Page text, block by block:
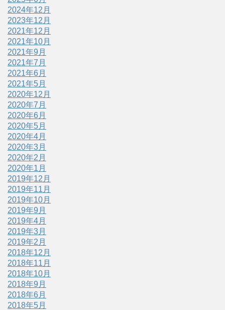
2024年12月
2023年12月
2021年12月
2021年10月
2021年9月
2021年7月
2021年6月
2021年5月
2020年12月
2020年7月
2020年6月
2020年5月
2020年4月
2020年3月
2020年2月
2020年1月
2019年12月
2019年11月
2019年10月
2019年9月
2019年4月
2019年3月
2019年2月
2018年12月
2018年11月
2018年10月
2018年9月
2018年6月
2018年5月